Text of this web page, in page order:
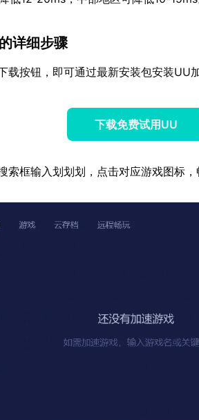
详细步骤
载按钮，即可通过最新安装包安装UU加
下载免费试用UU
索框输入划划划，点击对应游戏图标，